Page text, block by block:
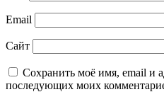
Email
Сайт
Сохранить моё имя, email и
последующих моих